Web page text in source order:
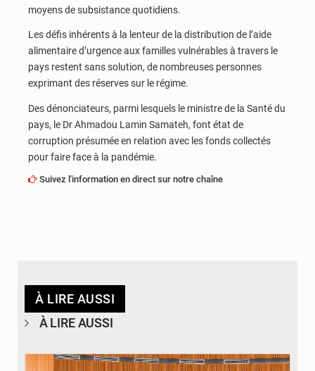
moyens de subsistance quotidiens.
Les défis inhérents à la lenteur de la distribution de l’aide
alimentaire d’urgence aux familles vulnérables à travers le
pays restent sans solution, de nombreuses personnes
exprimant des réserves sur le régime.
Des dénonciateurs, parmi lesquels le ministre de la Santé du
pays, le Dr Ahmadou Lamin Samateh, font état de
corruption présumée en relation avec les fonds collectés
pour faire face à la pandémie.
Suivez l'information en direct sur notre chaîne
À LIRE AUSSI
À LIRE AUSSI